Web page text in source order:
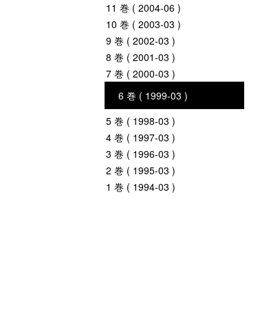
11 巻 ( 2004-06 )
10 巻 ( 2003-03 )
9 巻 ( 2002-03 )
8 巻 ( 2001-03 )
7 巻 ( 2000-03 )
6 巻 ( 1999-03 )
5 巻 ( 1998-03 )
4 巻 ( 1997-03 )
3 巻 ( 1996-03 )
2 巻 ( 1995-03 )
1 巻 ( 1994-03 )